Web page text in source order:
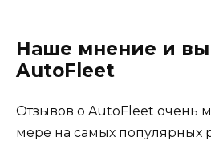
Наше мнение и
AutoFleet
Отзывов о AutoFleet очень
мере на самых популярных